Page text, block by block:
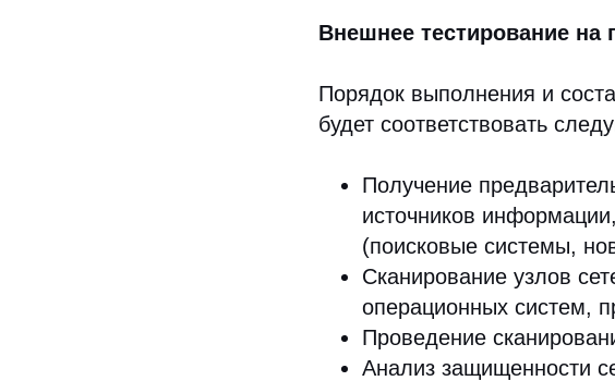
Внешнее тестирование на
Порядок выполнения и
будет соответствовать
Получение
источников
(поисковые системы,
Сканирование узлов
операционных систем,
Проведение
Анализ защищенности